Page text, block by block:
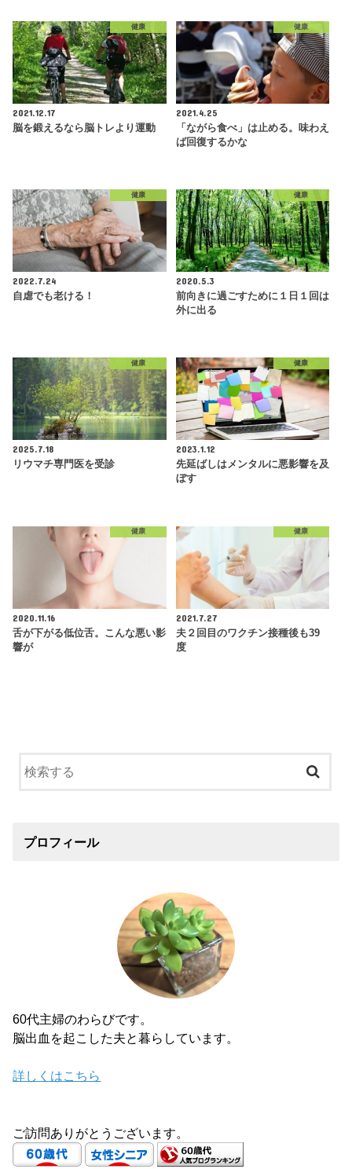
健康
2021.12.17
脳を鍛えるなら脳トレより運動
健康
2021.4.25
「ながら食べ」は止める。味わえ
ば回復するかな
健康
2022.7.24
自虐でも老ける！
健康
2020.5.3
前向きに過ごすために１日１回は
外に出る
健康
2025.7.18
リウマチ専門医を受診
健康
2023.1.12
先延ばしはメンタルに悪影響を及
ぼす
健康
2020.11.16
舌が下がる低位舌。こんな悪い影
響が
健康
2021.7.27
夫２回目のワクチン接種後も39
度
プロフィール
60代主婦のわらびです。
脳出血を起こした夫と暮らしています。
詳しくはこちら
ご訪問ありがとうございます。